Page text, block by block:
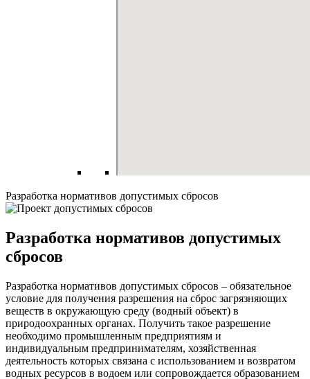
Разработка нормативов допустимых сбросов
Разработка нормативов допустимых
сбросов
Разработка нормативов допустимых сбросов – обязательное
условие для получения разрешения на сброс загрязняющих
веществ в окружающую среду (водный объект) в
природоохранных органах. Получить такое разрешение
необходимо промышленным предприятиям и
индивидуальным предпринимателям, хозяйственная
деятельность которых связана с использованием и возвратом
водных ресурсов в водоем или сопровождается образованием